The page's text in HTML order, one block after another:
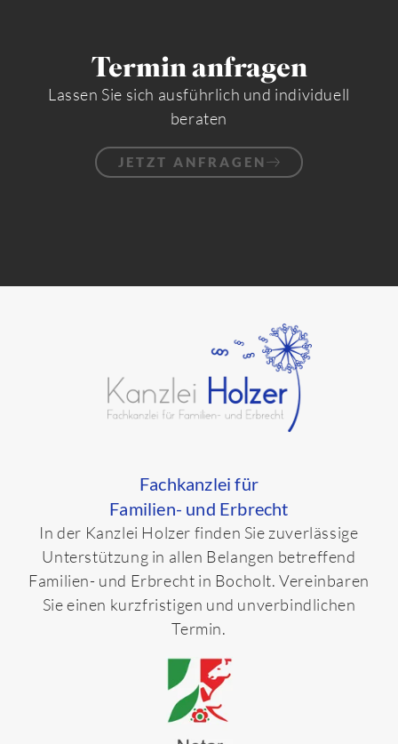
Termin anfragen
Lassen Sie sich ausführlich und individuell
beraten
JETZT ANFRAGEN
Fachkanzlei für
Familien- und Erbrecht
In der Kanzlei Holzer finden Sie zuverlässige
Unterstützung in allen Belangen betreffend
Familien- und Erbrecht in Bocholt. Vereinbaren
Sie einen kurzfristigen und unverbindlichen
Termin.